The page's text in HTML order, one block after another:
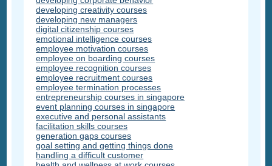
developing creativity courses
developing new managers
digital citizenship courses
emotional intelligence courses
employee motivation courses
employee on boarding courses
employee recognition courses
employee recruitment courses
employee termination processes
entrepreneurship courses in singapore
event planning courses in singapore
executive and personal assistants
facilitation skills courses
generation gaps courses
goal setting and getting things done
handling a difficult customer